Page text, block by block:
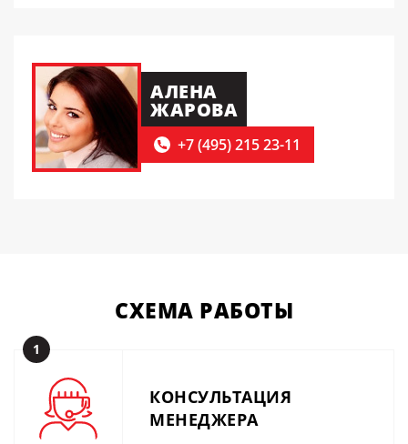
АЛЕНА
ЖАРОВА
+7 (495) 215 23-11
СХЕМА РАБОТЫ
1
КОНСУЛЬТАЦИЯ
МЕНЕДЖЕРА